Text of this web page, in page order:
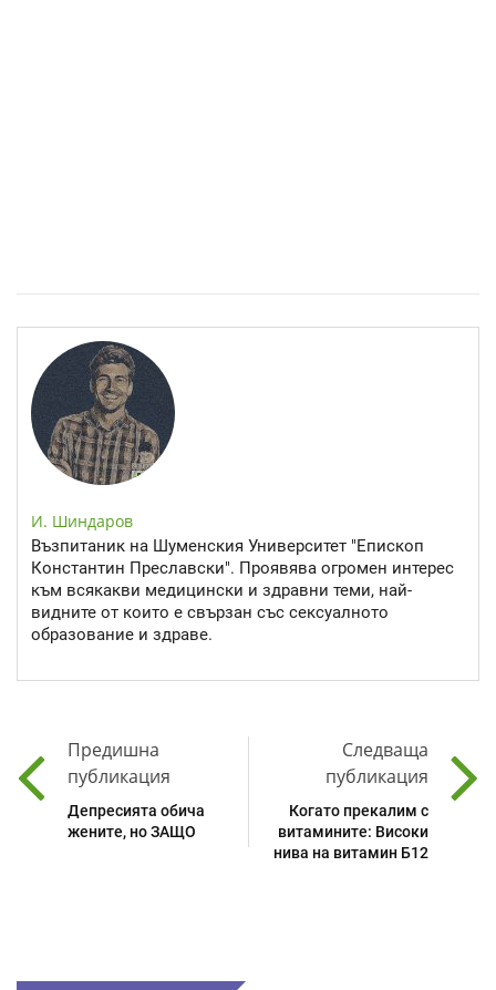
И. Шиндаров
Възпитаник на Шуменския Университет "Епископ
Константин Преславски". Проявява огромен интерес
към всякакви медицински и здравни теми, най-
видните от които е свързан със сексуалното
образование и здраве.
Предишна
публикация
Депресията обича
жените, но ЗАЩО
Следваща
публикация
Когато прекалим с
витамините: Високи
нива на витамин Б12